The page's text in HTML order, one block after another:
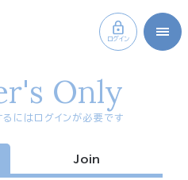
ログイン
Only
にはログインが必要です
Join